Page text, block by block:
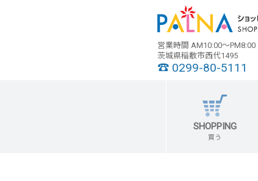
営業時間 AM10:00～PM8:00
茨城県稲敷市西代1495
☎ 0299-80-5111
SHOPPING
買う